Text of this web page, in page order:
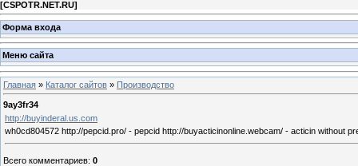
[CSPOTR.NET.RU]
Форма входа
Меню сайта
Главная » Каталог сайтов » Производство
9ay3fr34
http://buyinderal.us.com
wh0cd804572 http://pepcid.pro/ - pepcid http://buyacticinonline.webcam/ - acticin without
Всего комментариев: 0